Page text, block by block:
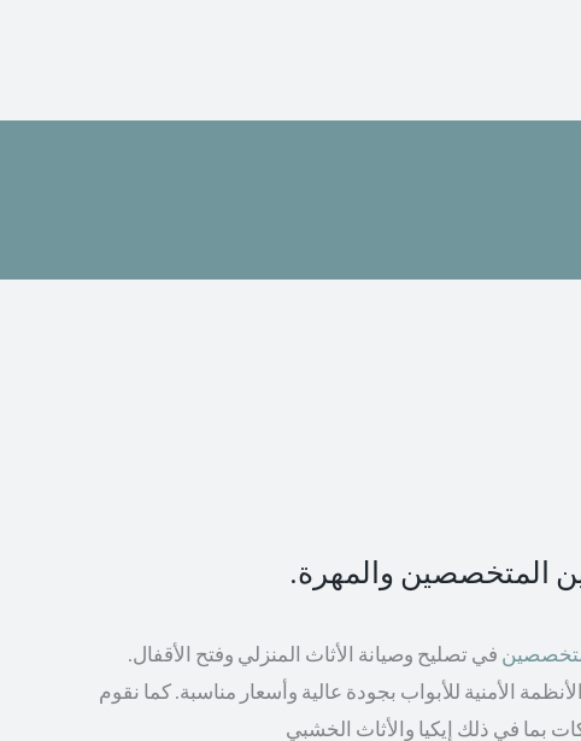
المتخصصين والمهرة.
في تصليح وصيانة الأثاث المنزلي وفتح الأقفال.
الأمنية للأبواب بجودة عالية وأسعار مناسبة. كما نقوم